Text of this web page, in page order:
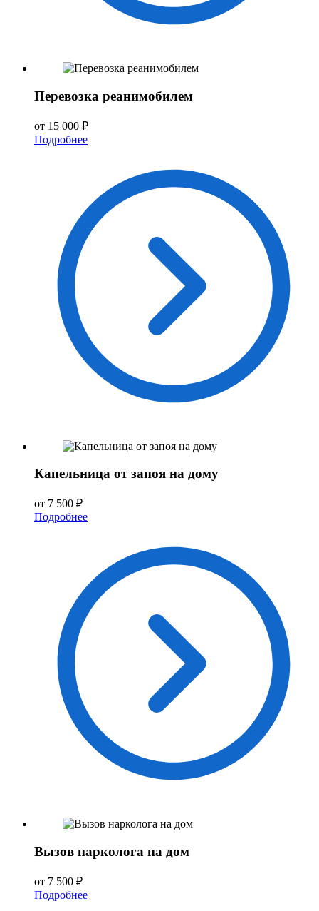
Перевозка реанимобилем
от 15 000 ₽
Подробнее
Капельница от запоя на дому
от 7 500 ₽
Подробнее
Вызов нарколога на дом
от 7 500 ₽
Подробнее